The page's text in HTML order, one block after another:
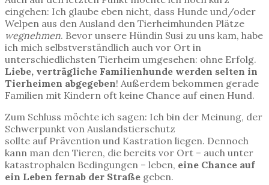
eingehen: Ich glaube eben nicht, dass Hunde und/oder
Welpen aus den Ausland den Tierheimhunden Plätze
wegnehmen. Bevor unsere Hündin Susi zu uns kam, habe
ich mich selbstverständlich auch vor Ort in
unterschiedlichsten Tierheim umgesehen: ohne Erfolg.
Liebe, verträgliche Familienhunde werden selten in
Tierheimen abgegeben! Außerdem bekommen gerade
Familien mit Kindern oft keine Chance auf einen Hund.
Zum Schluss möchte ich sagen: Ich bin der Meinung, der
Schwerpunkt von Auslandstierschutz
sollte auf Prävention und Kastration liegen. Dennoch
kann man den Tieren, die bereits vor Ort – auch unter
katastrophalen Bedingungen – leben, eine Chance auf
ein Leben fernab der Straße geben.